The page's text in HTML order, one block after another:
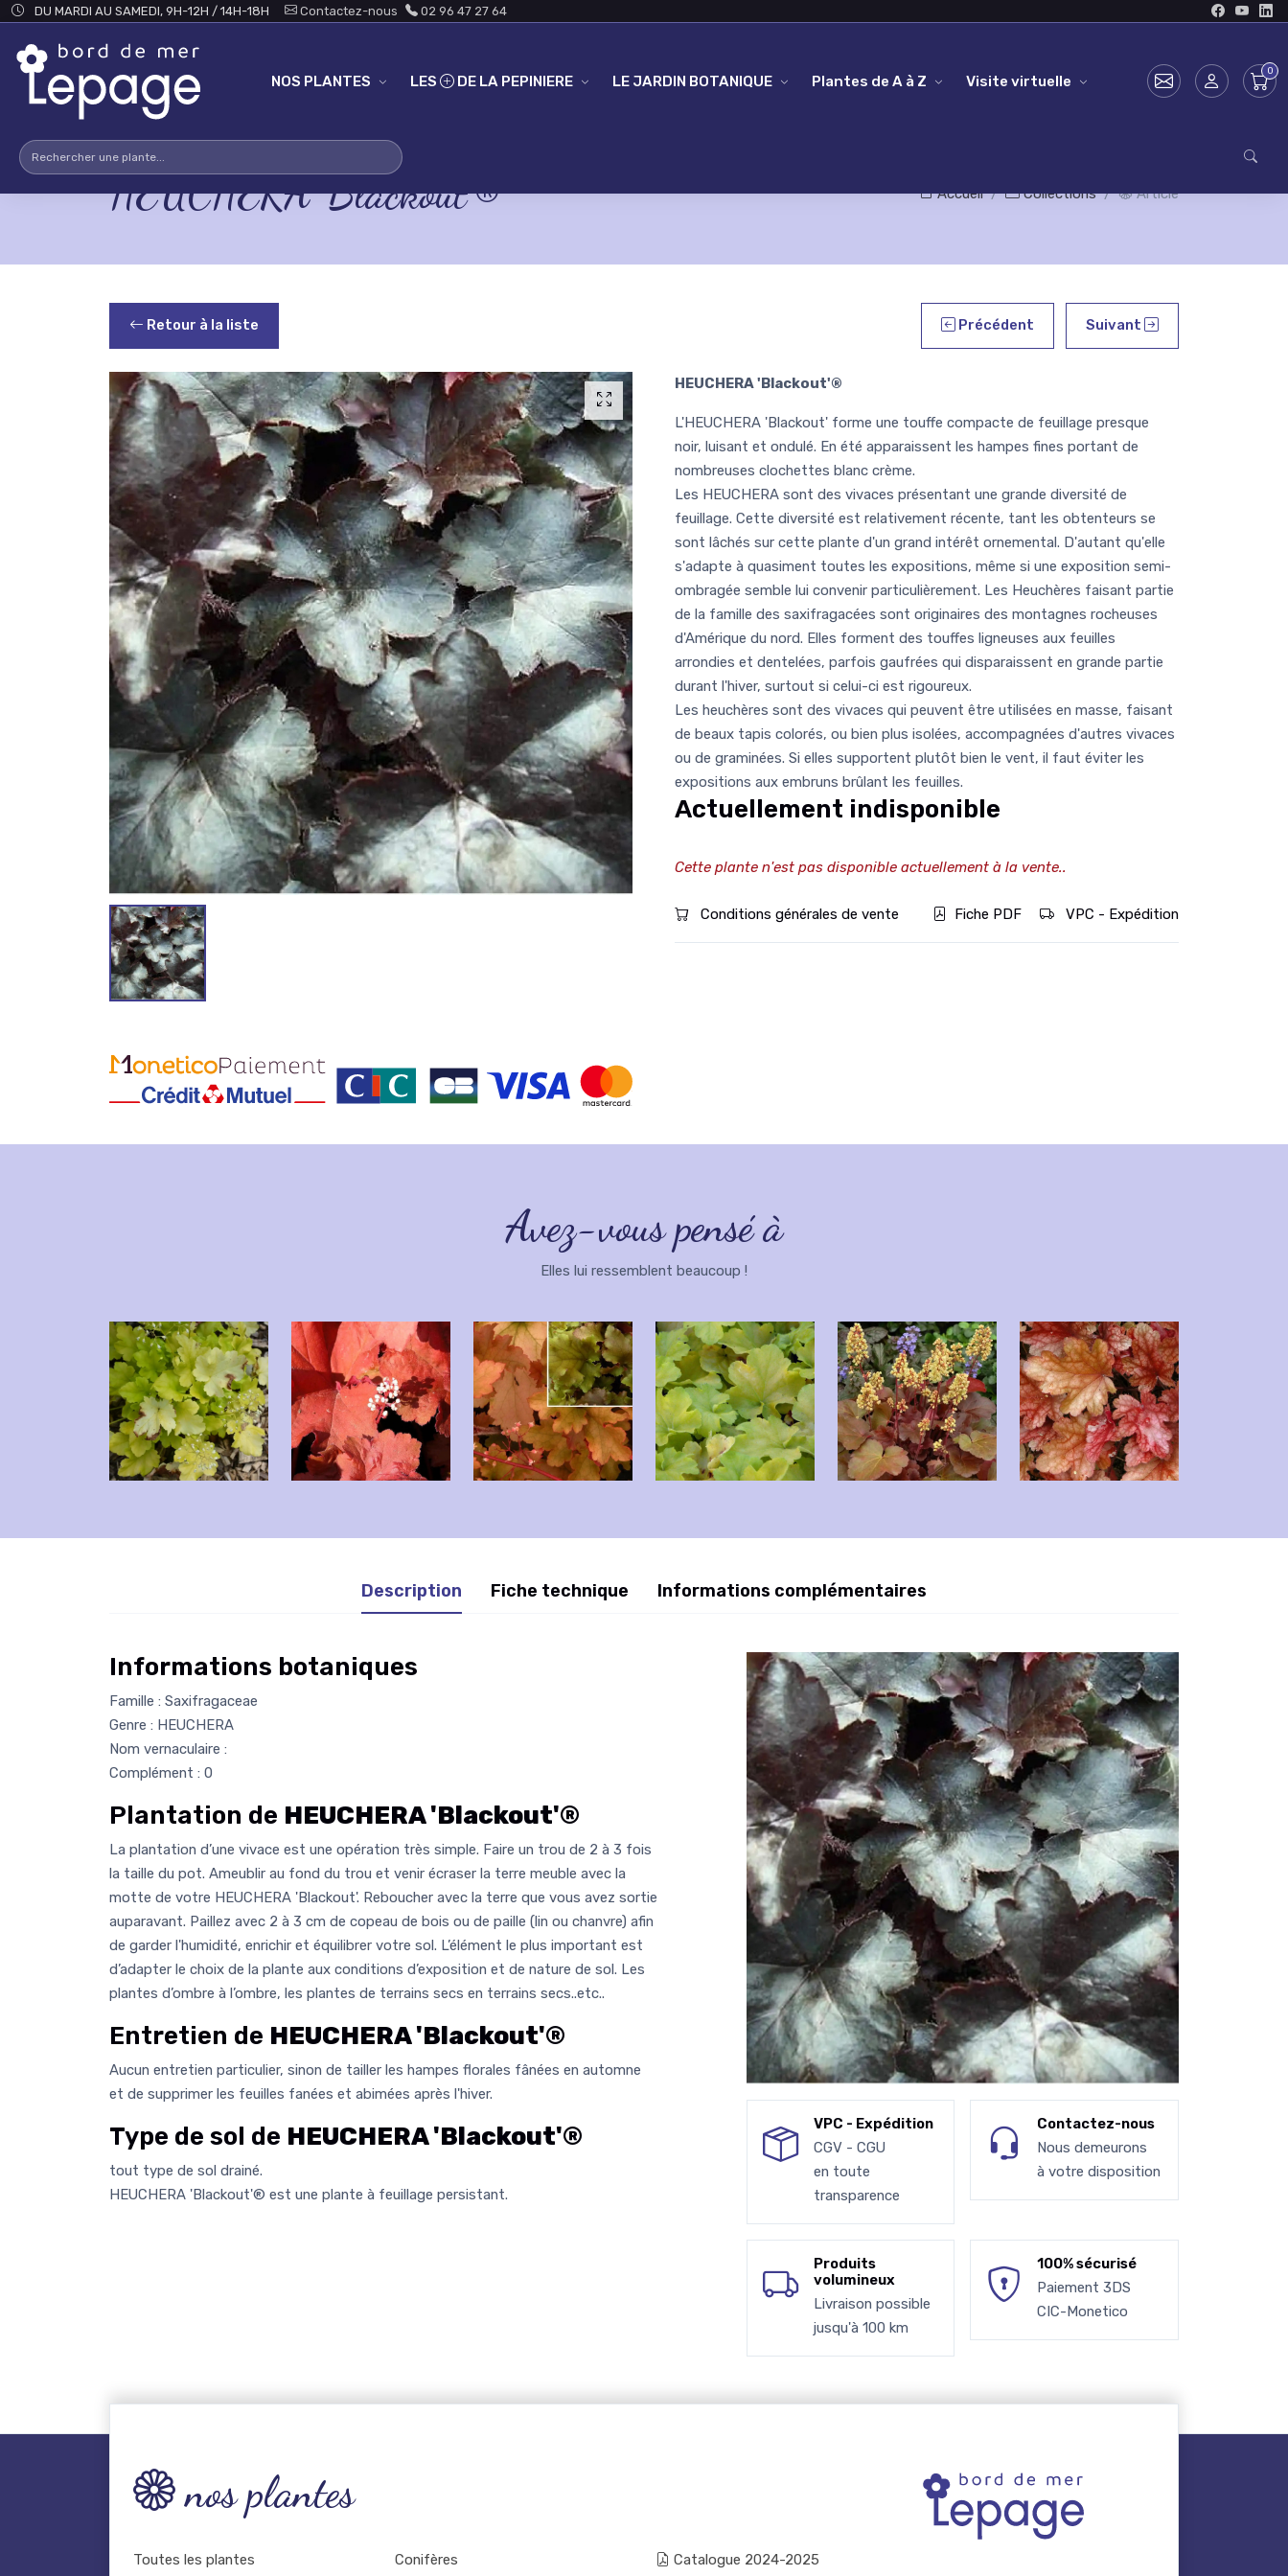
Skip to main content
DU MARDI AU SAMEDI, 9H-12H / 14H-18H Contactez-nous 02 96 47 27 64
NOS PLANTES LES DE LA PEPINIERE LE JARDIN BOTANIQUE Plantes de A à Z Visite virtuelle
HEUCHERA 'Blackout'® Accueil Collections Article
Retour à la liste Précédent Suivant
HEUCHERA 'Blackout'®
L'HEUCHERA 'Blackout' forme une touffe compacte de feuillage presque
noir, luisant et ondulé. En été apparaissent les hampes fines portant de
nombreuses clochettes blanc crème.
Les HEUCHERA sont des vivaces présentant une grande diversité de
feuillage. Cette diversité est relativement récente, tant les obtenteurs se
sont lâchés sur cette plante d'un grand intérêt ornemental. D'autant qu'elle
s'adapte à quasiment toutes les expositions, même si une exposition semi-
ombragée semble lui convenir particulièrement. Les Heuchères faisant partie
de la famille des saxifragacées sont originaires des montagnes rocheuses
d'Amérique du nord. Elles forment des touffes ligneuses aux feuilles
arrondies et dentelées, parfois gaufrées qui disparaissent en grande partie
durant l'hiver, surtout si celui-ci est rigoureux.
Les heuchères sont des vivaces qui peuvent être utilisées en masse, faisant
de beaux tapis colorés, ou bien plus isolées, accompagnées d'autres vivaces
ou de graminées. Si elles supportent plutôt bien le vent, il faut éviter les
expositions aux embruns brûlant les feuilles.
Actuellement indisponible
Cette plante n'est pas disponible actuellement à la vente..
Conditions générales de vente Fiche PDF VPC - Expédition
Avez-vous pensé à
Elles lui ressemblent beaucoup !
Description Fiche technique Informations complémentaires
Informations botaniques
Famille : Saxifragaceae
Genre : HEUCHERA
Nom vernaculaire :
Complément : 0
Plantation de HEUCHERA 'Blackout'®
La plantation d’une vivace est une opération très simple. Faire un trou de 2 à 3 fois
la taille du pot. Ameublir au fond du trou et venir écraser la terre meuble avec la
motte de votre HEUCHERA 'Blackout'. Reboucher avec la terre que vous avez sortie
auparavant. Paillez avec 2 à 3 cm de copeau de bois ou de paille (lin ou chanvre) afin
de garder l'humidité, enrichir et équilibrer votre sol. L’élément le plus important est
d’adapter le choix de la plante aux conditions d’exposition et de nature de sol. Les
plantes d’ombre à l’ombre, les plantes de terrains secs en terrains secs..etc..
Entretien de HEUCHERA 'Blackout'®
Aucun entretien particulier, sinon de tailler les hampes florales fânées en automne
et de supprimer les feuilles fanées et abimées après l'hiver.
Type de sol de HEUCHERA 'Blackout'®
tout type de sol drainé.
HEUCHERA 'Blackout'® est une plante à feuillage persistant.
VPC - Expédition
CGV - CGU
en toute
transparence
Contactez-nous
Nous demeurons
à votre disposition
Produits
volumineux
Livraison possible
jusqu'à 100 km
100% sécurisé
Paiement 3DS
CIC-Monetico
nos plantes
Toutes les plantes Conifères Catalogue 2024-2025